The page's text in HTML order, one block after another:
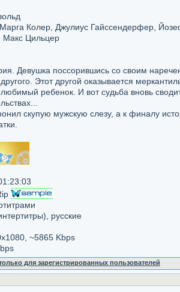
Колер, Джулиус Гайссендерфер,
Цильцер
Девушка поссорившись со своим
Этот другой оказывается
любимый ребенок. И вот судьба вновь
скупую мужскую слезу, а к финалу
русские
~5865 Kbps
для зарегистрированных пользователей